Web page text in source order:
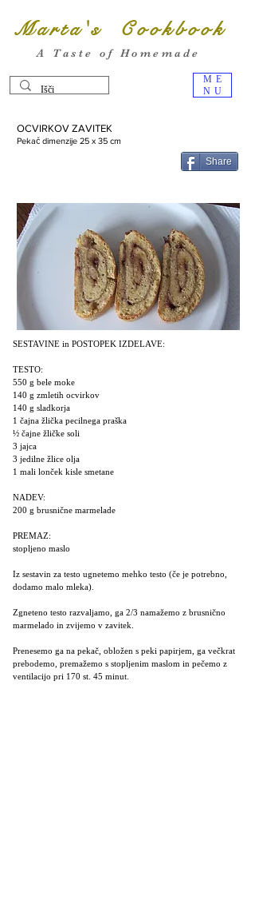
ME
NU
Marta's Cookbook
A Taste of Homemade
OCVIRKOV ZAVITEK
Pekač dimenzije 25 x 35 cm
Share
SESTAVINE in POSTOPEK IZDELAVE:
TESTO:
550 g bele moke
140 g zmletih ocvirkov
140 g sladkorja
1 čajna žlička pecilnega praška
½ čajne žličke soli
3 jajca
3 jedilne žlice olja
1 mali lonček kisle smetane
NADEV:
200 g brusnične marmelade
PREMAZ:
stopljeno maslo
Iz sestavin za testo ugnetemo mehko testo (če je potrebno,
dodamo malo mleka).
Zgneteno testo razvaljamo, ga 2/3 namažemo z brusnično
marmelado in zvijemo v zavitek.
Prenesemo ga na pekač, obložen s peki papirjem, ga večkrat
prebodemo, premažemo s stopljenim maslom in pečemo z
ventilacijo pri 170 st. 45 minut.